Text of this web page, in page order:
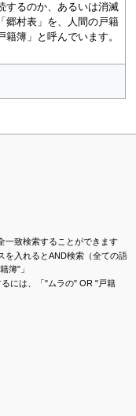
するのか、あるいは消滅
郷村表」を、人間の戸籍
籍簿」と呼んでいます。
一致検索することができます
を入れるとAND検索（全ての語
簿"」
には、「"ムラの" OR "戸籍